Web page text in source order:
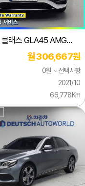
래스 GLA45 AMG
월 306,667원
0원 ~ 선택사항
2021/10
66,778Km